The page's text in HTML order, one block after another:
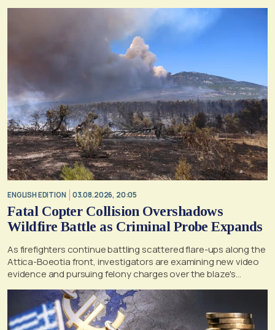
ENGLISH EDITION 03.08.2026, 20:05
Fatal Copter Collision Overshadows
Wildfire Battle as Criminal Probe Expands
As firefighters continue battling scattered flare-ups along the
Attica-Boeotia front, investigators are examining new video
evidence and pursuing felony charges over the blaze's